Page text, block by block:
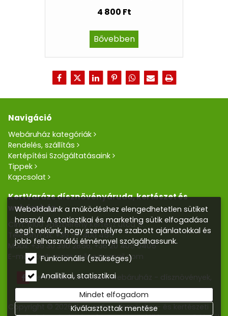
4 800 Ft
Bővebben
Navigáció
Webáruház kategóriák
Rendelés, szállítás
Kertépítési Szolgáltatásaink
Tippek
Kapcsolat
KertVarázs dísznövényáruda, kertészet és
webáruház
Cím: 5100 Jászberény Kertész utca 5.
Telefon/Fax: +36 57 400 455
Mobil:+36 30 390 2856,+36 20 405 0405
E-mail:kertvarazs.online@gmail.com
Kertvarázs Kertészeti webáruház - dísznövények,
kerti tó, öntözőrendszerek
Copyright © 2026 Kertvarázs dísznövény- és kertészeti
Weboldalunk a működéshez elengedhetetlen sütiket
használ. A statisztikai és marketing sütik elfogadása
segít nekünk, hogy személyre szabott ajánlatokkal és
jobb felhasználói élménnyel szolgálhassunk.
Funkcionális (szükséges)
Analitikai, statisztikai
Mindet elfogadom
Kiválasztottak mentése